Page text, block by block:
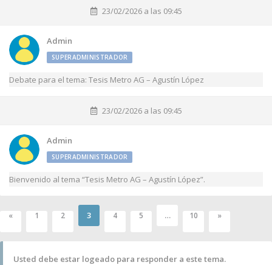
23/02/2026 a las 09:45
Admin
SUPERADMINISTRADOR
Debate para el tema: Tesis Metro AG – Agustín López
23/02/2026 a las 09:45
Admin
SUPERADMINISTRADOR
Bienvenido al tema “Tesis Metro AG – Agustín López”.
« 1 2 3 4 5 … 10 »
Usted debe estar logeado para responder a este tema.